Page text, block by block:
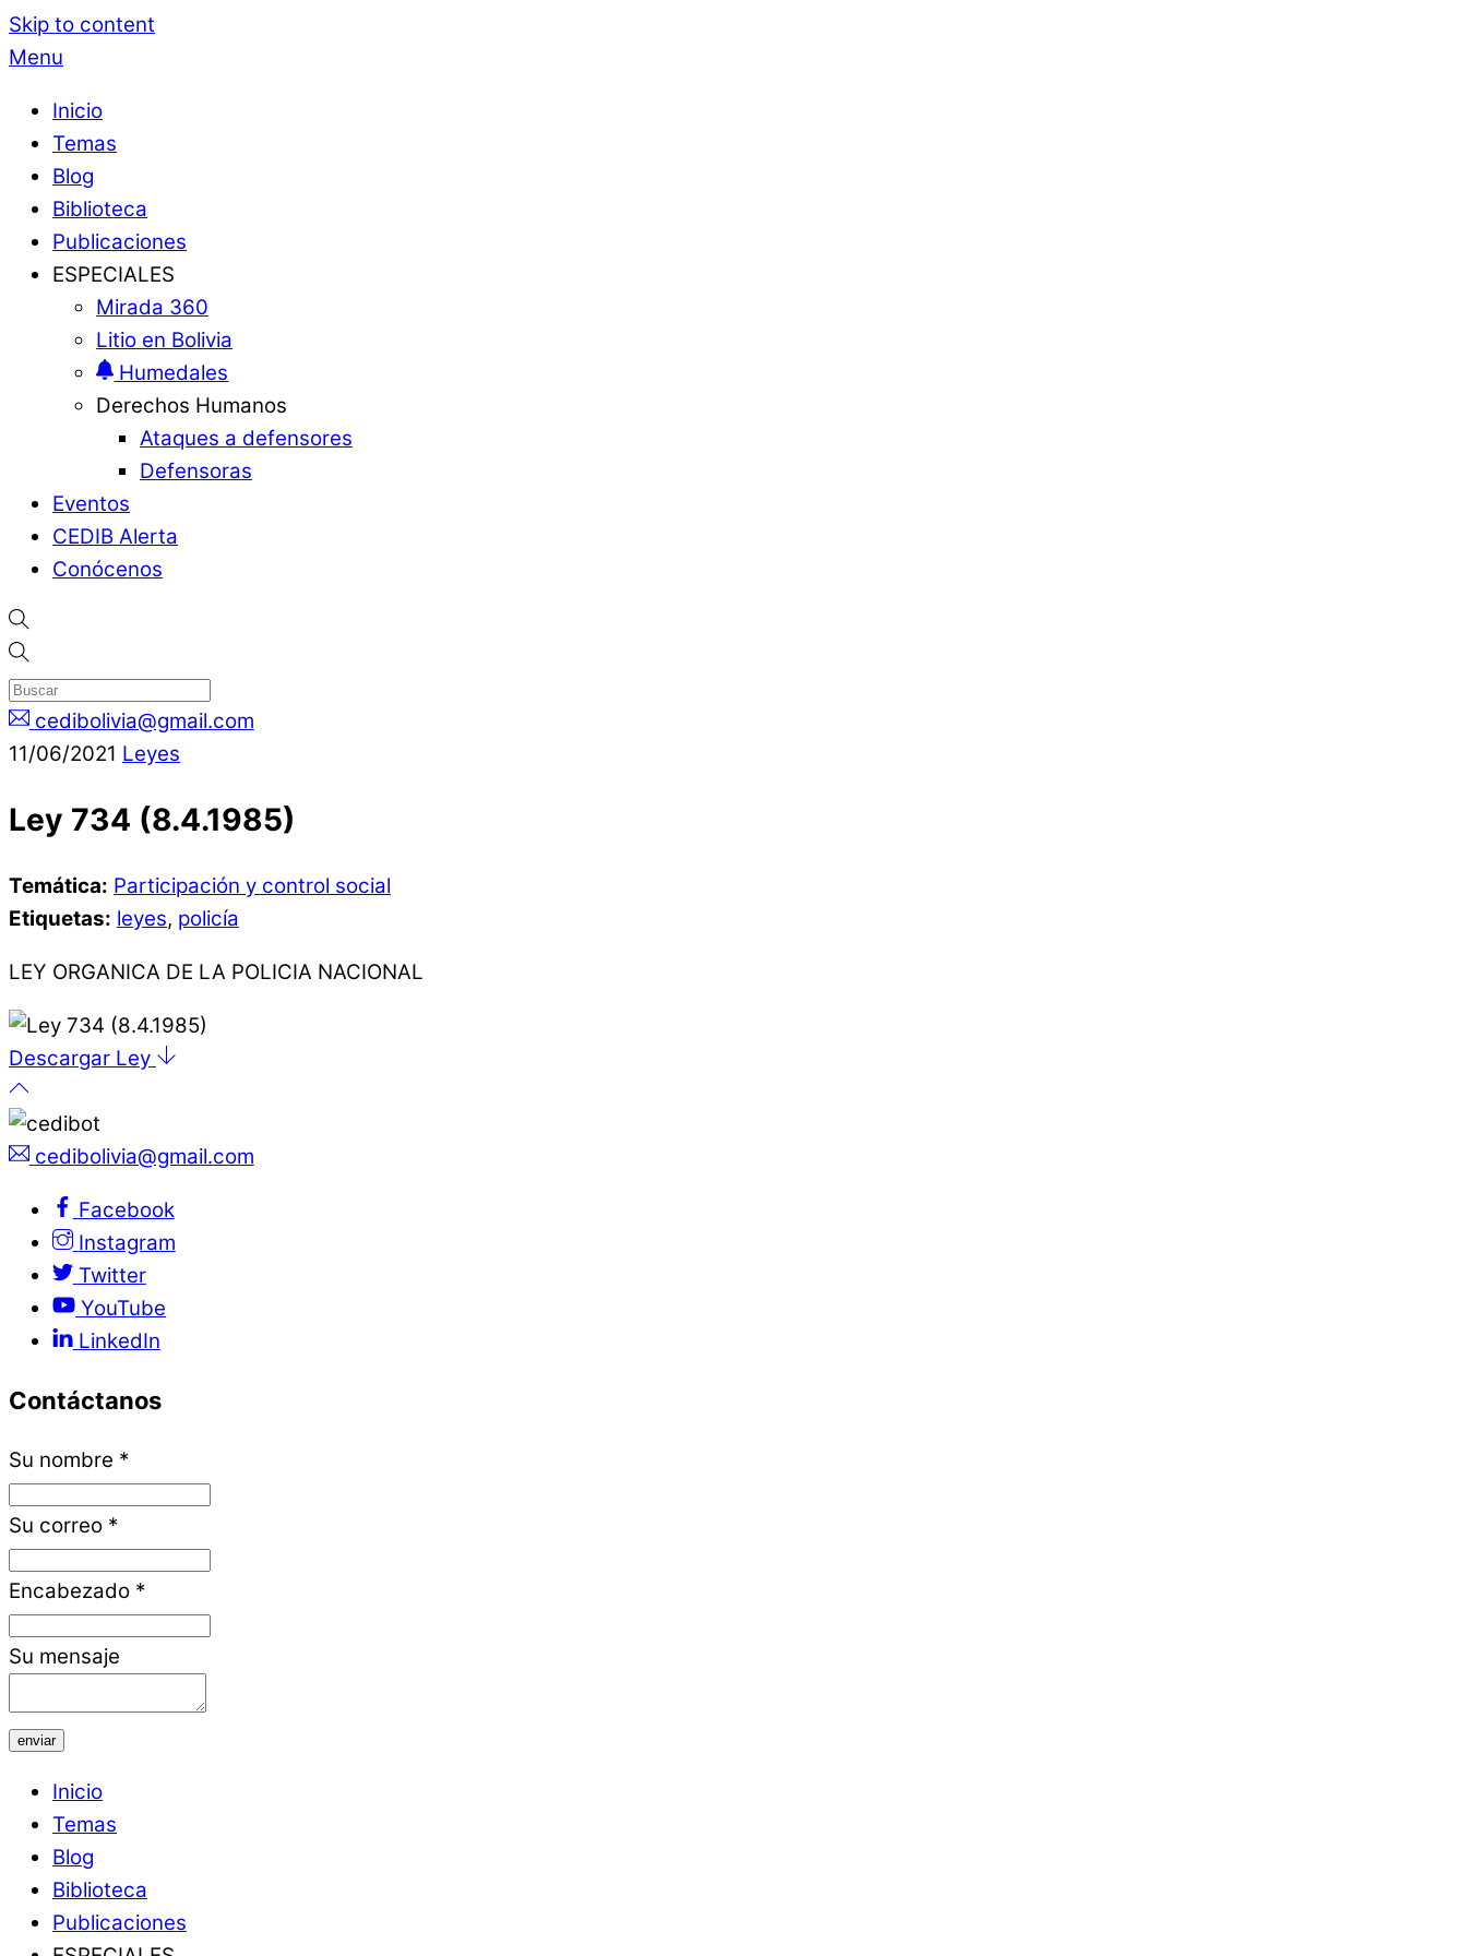
Skip to content
Menu
Inicio
Temas
Blog
Biblioteca
Publicaciones
ESPECIALES
Mirada 360
Litio en Bolivia
Humedales
Derechos Humanos
Ataques a defensores
Defensoras
Eventos
CEDIB Alerta
Conócenos
cedibolivia@gmail.com
11/06/2021 Leyes
Ley 734 (8.4.1985)
Temática: Participación y control social
Etiquetas: leyes, policía
LEY ORGANICA DE LA POLICIA NACIONAL
Descargar Ley
cedibolivia@gmail.com
Facebook
Instagram
Twitter
YouTube
LinkedIn
Contáctanos
Su nombre *
Su correo *
Encabezado *
Su mensaje
enviar
Inicio
Temas
Blog
Biblioteca
Publicaciones